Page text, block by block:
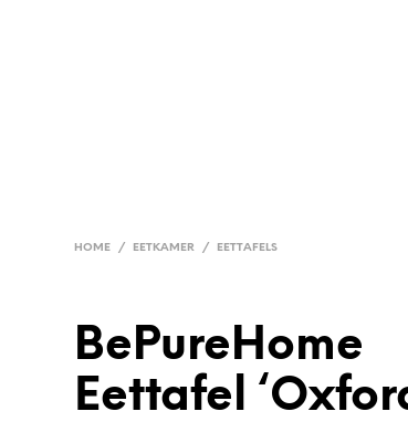
HOME / EETKAMER / EETTAFELS
BePureHome
Eettafel